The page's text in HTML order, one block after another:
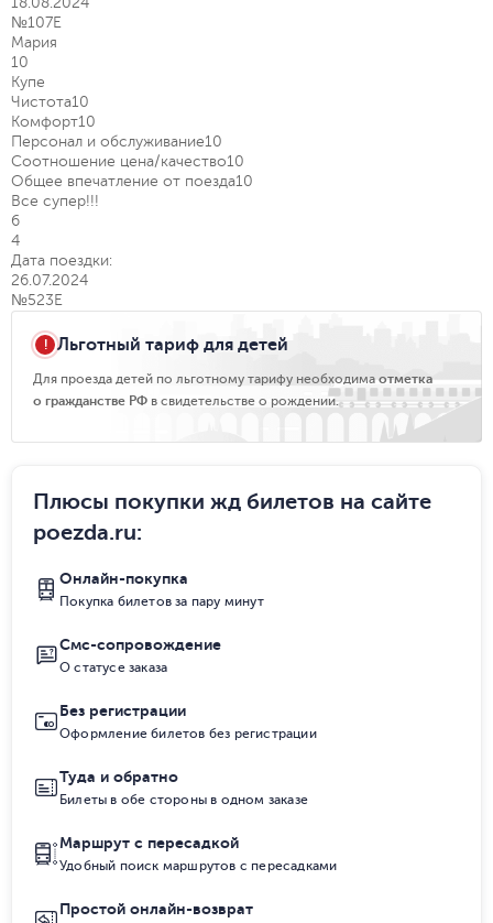
№107Е
Мария
10
Купе
Чистота10
Комфорт10
Персонал и обслуживание10
Соотношение цена/качество10
Общее впечатление от поезда10
Все супер!!!
6
4
Дата поездки:
26.07.2024
№523Е
Льготный тариф для детей
Для проезда детей по льготному тарифу необходима отметка
о гражданстве РФ в свидетельстве о рождении.
Плюсы покупки жд билетов на сайте
poezda.ru:
Онлайн-покупка
Покупка билетов за пару минут
Смс-сопровождение
О статусе заказа
Без регистрации
Оформление билетов без регистрации
Туда и обратно
Билеты в обе стороны в одном заказе
Маршрут с пересадкой
Удобный поиск маршрутов с пересадками
Простой онлайн-возврат